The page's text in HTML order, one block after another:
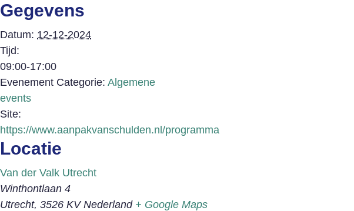
Gegevens
Datum: 12-12-2024
Tijd:
09:00-17:00
Evenement Categorie: Algemene
events
Site:
https://www.aanpakvanschulden.nl/programma
Locatie
Van der Valk Utrecht
Winthontlaan 4
Utrecht, 3526 KV Nederland + Google Maps